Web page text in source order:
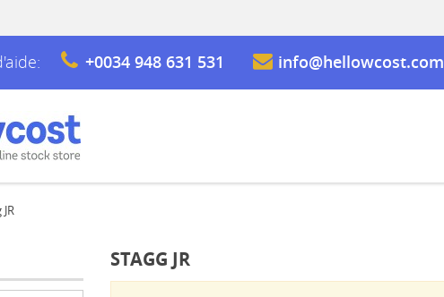
+0034 948 631 531 info@hellowcost.com
STAGG JR